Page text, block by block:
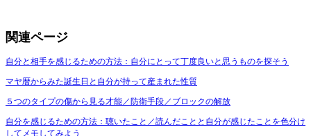
関連ページ
自分と相手を感じるための方法：自分にとって丁度良いと思うものを探そう
マヤ暦からみた誕生日と自分が持って産まれた性質
５つのタイプの傷から見る才能／防衛手段／ブロックの解放
自分を感じるための方法：聴いたこと／読んだことと自分が感じたことを色分け
してメモしてみよう